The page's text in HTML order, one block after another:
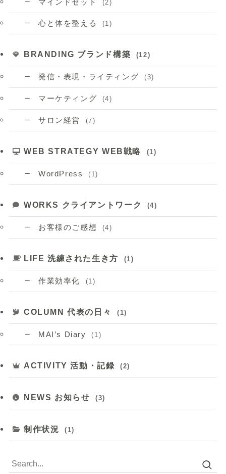
マインドセット (2)
心と体を整える (1)
BRANDING ブランド構築 (12)
発信・表現・ライティング (3)
マーケティング (4)
サロン経営 (7)
WEB STRATEGY WEB戦略 (1)
WordPress (1)
WORKS クライアントワーク (4)
お客様のご感想 (4)
LIFE 洗練された生き方 (1)
作業効率化 (1)
COLUMN 代表の日々 (1)
MAI’s Diary (1)
ACTIVITY 活動・記録 (2)
NEWS お知らせ (3)
制作状況 (1)